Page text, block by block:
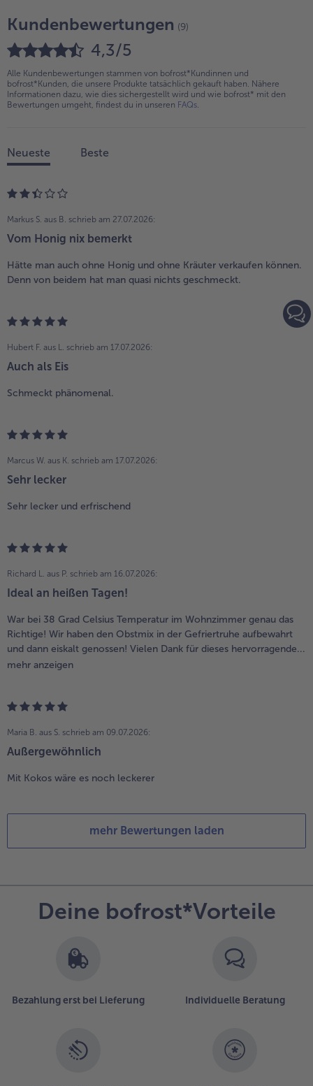
Kundenbewertungen (9)
4,3/5
Alle Kundenbewertungen stammen von bofrost*Kundinnen und
bofrost*Kunden, die unsere Produkte tatsächlich gekauft haben. Nähere
Informationen dazu, wie dies sichergestellt wird und wie bofrost* mit den
Bewertungen umgeht, findest du in unseren FAQs.
Neueste Beste
Markus S. aus B. schrieb am 27.07.2026:
Vom Honig nix bemerkt
Hätte man auch ohne Honig und ohne Kräuter verkaufen können.
Denn von beidem hat man quasi nichts geschmeckt.
Hubert F. aus L. schrieb am 17.07.2026:
Auch als Eis
Schmeckt phänomenal.
Marcus W. aus K. schrieb am 17.07.2026:
Sehr lecker
Sehr lecker und erfrischend
Richard L. aus P. schrieb am 16.07.2026:
Ideal an heißen Tagen!
War bei 38 Grad Celsius Temperatur im Wohnzimmer genau das
Richtige! Wir haben den Obstmix in der Gefriertruhe aufbewahrt
und dann eiskalt genossen! Vielen Dank für dieses hervorragende...
mehr anzeigen
Maria B. aus S. schrieb am 09.07.2026:
Außergewöhnlich
Mit Kokos wäre es noch leckerer
mehr Bewertungen laden
Deine bofrost*Vorteile
Bezahlung erst bei Lieferung Individuelle Beratung